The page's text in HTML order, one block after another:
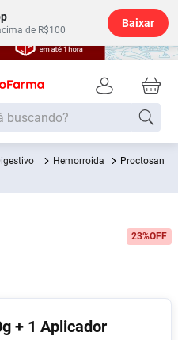
de R$100
Baixar
Hemorroida
Proctosan
23%OFF
+ 1 Aplicador